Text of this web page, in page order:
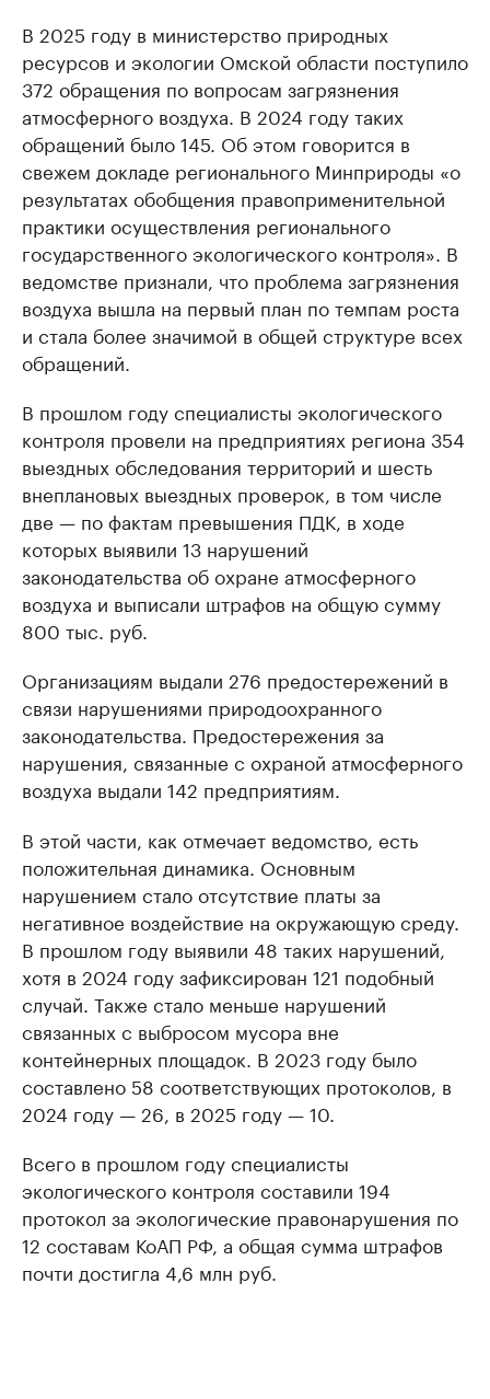
В 2025 году в министерство природных
ресурсов и экологии Омской области поступило
372 обращения по вопросам загрязнения
атмосферного воздуха. В 2024 году таких
обращений было 145. Об этом говорится в
свежем докладе регионального Минприроды «о
результатах обобщения правоприменительной
практики осуществления регионального
государственного экологического контроля». В
ведомстве признали, что проблема загрязнения
воздуха вышла на первый план по темпам роста
и стала более значимой в общей структуре всех
обращений.
В прошлом году специалисты экологического
контроля провели на предприятиях региона 354
выездных обследования территорий и шесть
внеплановых выездных проверок, в том числе
две — по фактам превышения ПДК, в ходе
которых выявили 13 нарушений
законодательства об охране атмосферного
воздуха и выписали штрафов на общую сумму
800 тыс. руб.
Организациям выдали 276 предостережений в
связи нарушениями природоохранного
законодательства. Предостережения за
нарушения, связанные с охраной атмосферного
воздуха выдали 142 предприятиям.
В этой части, как отмечает ведомство, есть
положительная динамика. Основным
нарушением стало отсутствие платы за
негативное воздействие на окружающую среду.
В прошлом году выявили 48 таких нарушений,
хотя в 2024 году зафиксирован 121 подобный
случай. Также стало меньше нарушений
связанных с выбросом мусора вне
контейнерных площадок. В 2023 году было
составлено 58 соответствующих протоколов, в
2024 году — 26, в 2025 году — 10.
Всего в прошлом году специалисты
экологического контроля составили 194
протокол за экологические правонарушения по
12 составам КоАП РФ, а общая сумма штрафов
почти достигла 4,6 млн руб.